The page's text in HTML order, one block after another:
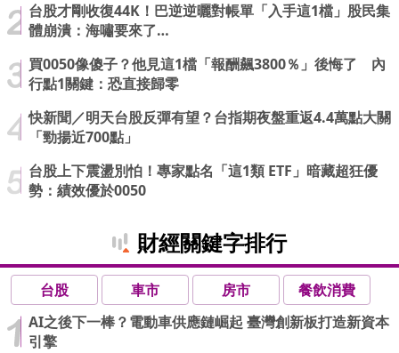
台股才剛收復44K！巴逆逆曬對帳單「入手這1檔」股民集
體崩潰：海嘯要來了…
買0050像傻子？他見這1檔「報酬飆3800％」後悔了 內
行點1關鍵：恐直接歸零
快新聞／明天台股反彈有望？台指期夜盤重返4.4萬點大關
「勁揚近700點」
台股上下震盪別怕！專家點名「這1類 ETF」暗藏超狂優
勢：績效優於0050
財經關鍵字排行
台股 車市 房市
餐飲消費
AI之後下一棒？電動車供應鏈崛起 臺灣創新板打造新資本
引擎